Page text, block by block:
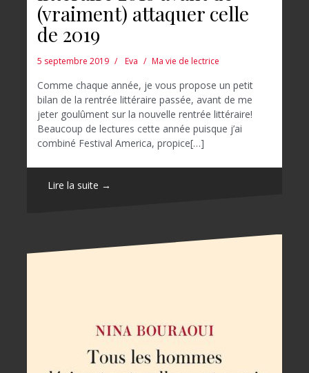
(vraiment) attaquer celle
de 2019
5 septembre 2019 Eva Ma vie de lectrice
Comme chaque année, je vous propose un petit
bilan de la rentrée littéraire passée, avant de me
jeter goulûment sur la nouvelle rentrée littéraire!
Beaucoup de lectures cette année puisque j’ai
combiné Festival America, propice[…]
Lire la suite →